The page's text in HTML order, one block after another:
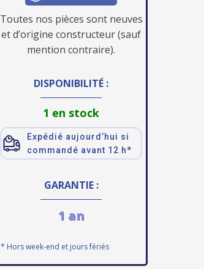
Toutes nos pièces sont neuves
et d’origine constructeur (sauf
mention contraire).
DISPONIBILITÉ :
1 en stock
Expédié aujourd’hui si
commandé avant 12 h*
GARANTIE :
1 an
* Hors week-end et jours fériés